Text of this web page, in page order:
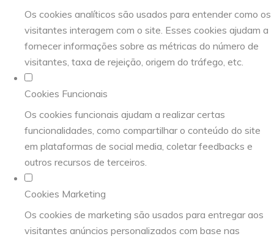
Os cookies analíticos são usados para entender como os
visitantes interagem com o site. Esses cookies ajudam a
fornecer informações sobre as métricas do número de
visitantes, taxa de rejeição, origem do tráfego, etc.
Cookies Funcionais
Os cookies funcionais ajudam a realizar certas
funcionalidades, como compartilhar o conteúdo do site
em plataformas de social media, coletar feedbacks e
outros recursos de terceiros.
Cookies Marketing
Os cookies de marketing são usados para entregar aos
visitantes anúncios personalizados com base nas